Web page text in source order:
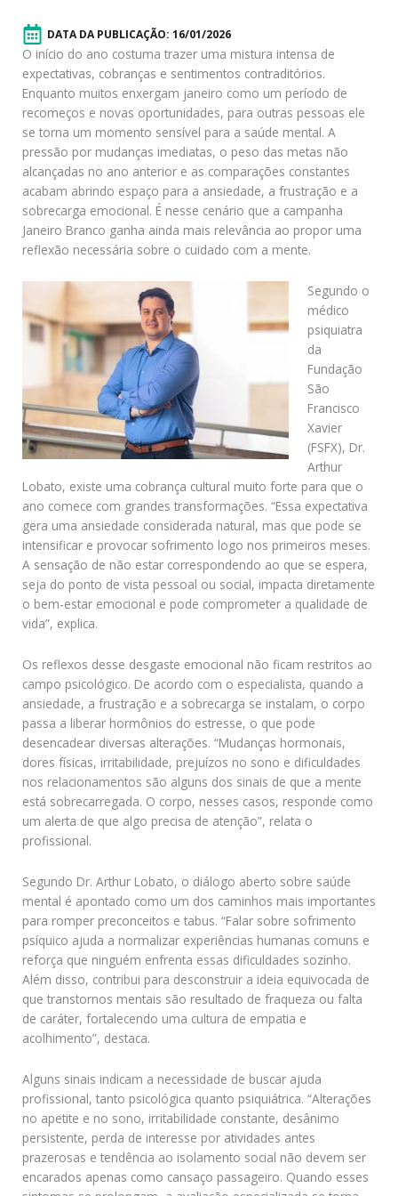
DATA DA PUBLICAÇÃO: 16/01/2026
O início do ano costuma trazer uma mistura intensa de
expectativas, cobranças e sentimentos contraditórios.
Enquanto muitos enxergam janeiro como um período de
recomeços e novas oportunidades, para outras pessoas ele
se torna um momento sensível para a saúde mental. A
pressão por mudanças imediatas, o peso das metas não
alcançadas no ano anterior e as comparações constantes
acabam abrindo espaço para a ansiedade, a frustração e a
sobrecarga emocional. É nesse cenário que a campanha
Janeiro Branco ganha ainda mais relevância ao propor uma
reflexão necessária sobre o cuidado com a mente.
Segundo o
médico
psiquiatra
da
Fundação
São
Francisco
Xavier
(FSFX), Dr.
Arthur
Lobato, existe uma cobrança cultural muito forte para que o
ano comece com grandes transformações. “Essa expectativa
gera uma ansiedade considerada natural, mas que pode se
intensificar e provocar sofrimento logo nos primeiros meses.
A sensação de não estar correspondendo ao que se espera,
seja do ponto de vista pessoal ou social, impacta diretamente
o bem-estar emocional e pode comprometer a qualidade de
vida”, explica.
Os reflexos desse desgaste emocional não ficam restritos ao
campo psicológico. De acordo com o especialista, quando a
ansiedade, a frustração e a sobrecarga se instalam, o corpo
passa a liberar hormônios do estresse, o que pode
desencadear diversas alterações. “Mudanças hormonais,
dores físicas, irritabilidade, prejuízos no sono e dificuldades
nos relacionamentos são alguns dos sinais de que a mente
está sobrecarregada. O corpo, nesses casos, responde como
um alerta de que algo precisa de atenção”, relata o
profissional.
Segundo Dr. Arthur Lobato, o diálogo aberto sobre saúde
mental é apontado como um dos caminhos mais importantes
para romper preconceitos e tabus. “Falar sobre sofrimento
psíquico ajuda a normalizar experiências humanas comuns e
reforça que ninguém enfrenta essas dificuldades sozinho.
Além disso, contribui para desconstruir a ideia equivocada de
que transtornos mentais são resultado de fraqueza ou falta
de caráter, fortalecendo uma cultura de empatia e
acolhimento”, destaca.
Alguns sinais indicam a necessidade de buscar ajuda
profissional, tanto psicológica quanto psiquiátrica. “Alterações
no apetite e no sono, irritabilidade constante, desânimo
persistente, perda de interesse por atividades antes
prazerosas e tendência ao isolamento social não devem ser
encarados apenas como cansaço passageiro. Quando esses